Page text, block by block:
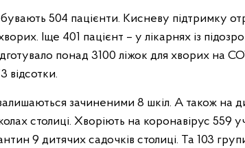
504 пацієнти. Кисневу підтримку
Іще 401 пацієнт – у лікарнях із
понад 3100 ліжок для хворих на
відсотки.
зачиненими 8 шкіл. А також на
столиці. Хворіють на коронавірус 559
9 дитячих садочків столиці. Та 103